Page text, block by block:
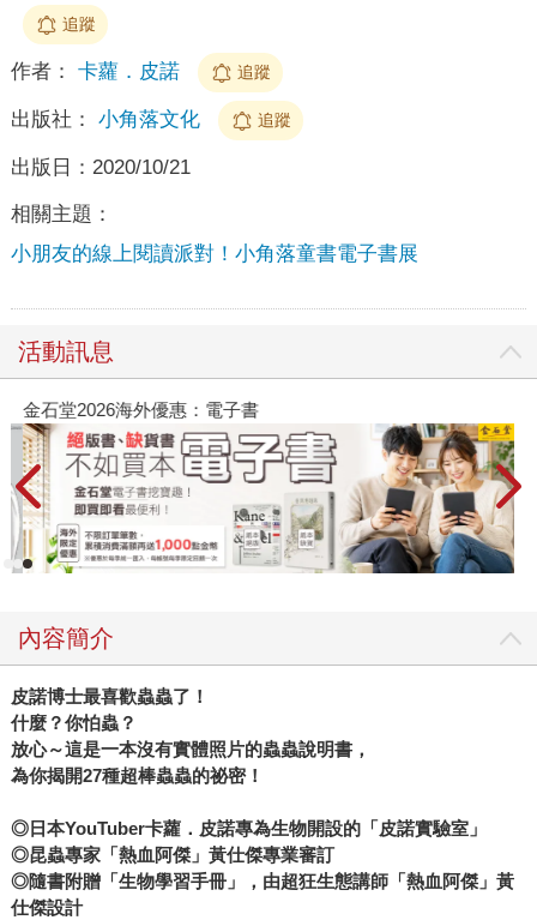
追蹤
作者： 卡蘿．皮諾 追蹤
出版社： 小角落文化 追蹤
出版日： 2020/10/21
相關主題：
小朋友的線上閱讀派對！小角落童書電子書展
活動訊息
金石堂2026海外優惠：電子書
內容簡介
皮諾博士最喜歡蟲蟲了！
什麼？你怕蟲？
放心～這是一本沒有實體照片的蟲蟲說明書，
為你揭開27種超棒蟲蟲的祕密！
◎日本YouTuber卡蘿．皮諾專為生物開設的「皮諾實驗室」
◎昆蟲專家「熱血阿傑」黃仕傑專業審訂
◎隨書附贈「生物學習手冊」，由超狂生態講師「熱血阿傑」黃
仕傑設計